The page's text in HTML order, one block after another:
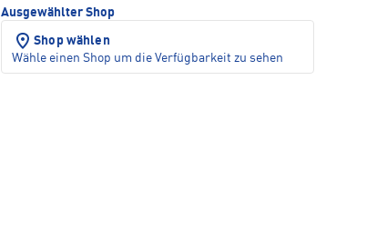
Ausgewählter Shop
Shop wählen
Wähle einen Shop um die Verfügbarkeit zu sehen